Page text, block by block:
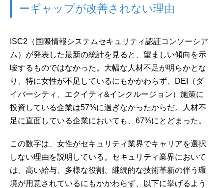
ーギャップが改善されない理由
ISC2（国際情報システムセキュリティ認証コンソーシア
ム）が発表した最新の統計を見ると、望ましい傾向を示
唆するものではなかった。大幅な人材不足が明らかとな
り、特に女性が不足しているにもかかわらず、DEI（ダ
イバーシティ、エクイティ&インクルージョン）施策に
投資している企業は57%に過ぎなかったからだ。人材不
足に直面している企業においても、67%にとどまった。
この数字は、女性がセキュリティ業界でキャリアを選択
しない理由を説明している。セキュリティ業界において
は、高い給与、多様な役割、継続的な技術革新の伴う環
境が用意されているにもかかわらず、以下に挙げるよう